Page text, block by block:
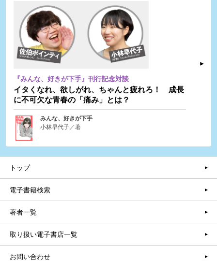
『みんな、好きが下手』刊行記念対談
イタくなれ、欲しがれ、ちゃんと疲れろ！ 成長
に不可欠な青春の「痛み」とは？
みんな、好きが下手
小林早代子／著
トップ
電子書籍検索
著者一覧
取り扱い電子書店一覧
お問い合わせ